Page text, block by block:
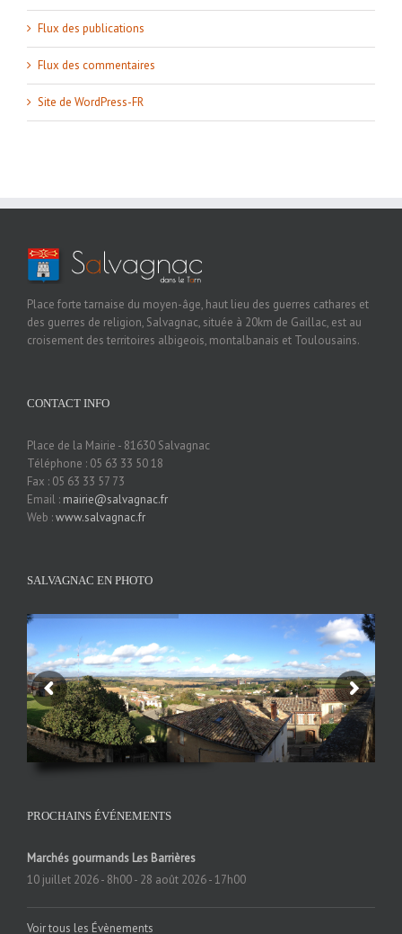
Flux des publications
Flux des commentaires
Site de WordPress-FR
Place forte tarnaise du moyen-âge, haut lieu des guerres cathares et
des guerres de religion, Salvagnac, située à 20km de Gaillac, est au
croisement des territoires albigeois, montalbanais et Toulousains.
CONTACT INFO
Place de la Mairie - 81630 Salvagnac
Téléphone : 05 63 33 50 18
Fax : 05 63 33 57 73
Email : mairie@salvagnac.fr
Web :www.salvagnac.fr
SALVAGNAC EN PHOTO
PROCHAINS ÉVÉNEMENTS
Marchés gourmands Les Barrières
10 juillet 2026 - 8h00- 28 août 2026 - 17h00
Voir tous les Évènements